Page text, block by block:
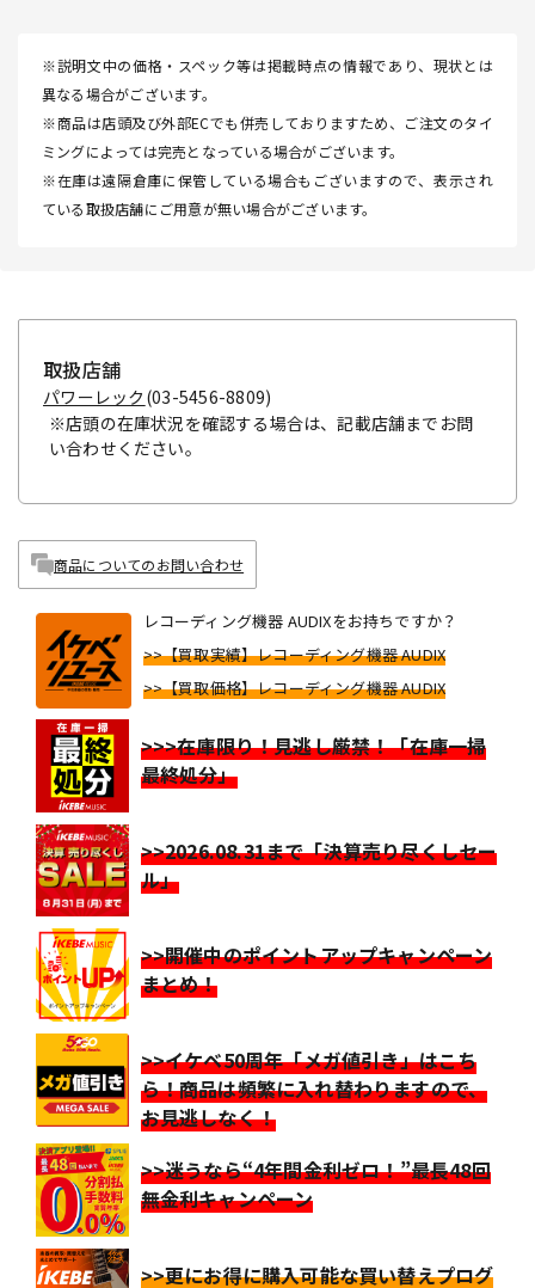
※説明文中の価格・スペック等は掲載時点の情報であり、現状とは
異なる場合がございます。
※商品は店頭及び外部ECでも併売しておりますため、ご注文のタイ
ミングによっては完売となっている場合がございます。
※在庫は遠隔倉庫に保管している場合もございますので、表示され
ている取扱店舗にご用意が無い場合がございます。
取扱店舗
パワーレック (03-5456-8809)
※店頭の在庫状況を確認する場合は、記載店舗までお問
い合わせください。
商品についてのお問い合わせ
レコーディング機器 AUDIXをお持ちですか？
>>【買取実績】レコーディング機器 AUDIX
>>【買取価格】レコーディング機器 AUDIX
>>>在庫限り！見逃し厳禁！「在庫一掃
最終処分」
>>2026.08.31まで「決算売り尽くしセー
ル」
>>開催中のポイントアップキャンペーン
まとめ！
>>イケベ50周年「メガ値引き」はこち
ら！商品は頻繁に入れ替わりますので、
お見逃しなく！
>>迷うなら“4年間金利ゼロ！”最長48回
無金利キャンペーン
>>更にお得に購入可能な買い替えプログ